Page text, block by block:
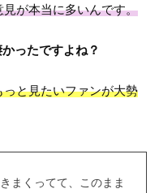
が本当に多いんです。
ったですよね？
と見たいファンが大勢
まくってて、このまま